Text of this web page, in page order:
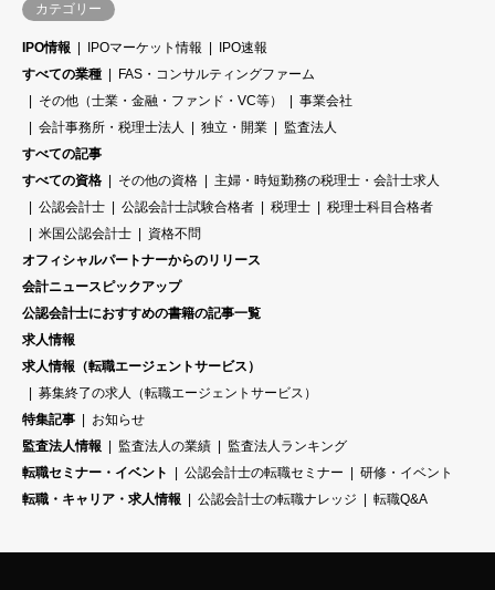
カテゴリー
IPO情報 IPOマーケット情報
IPO速報
すべての業種
FAS・コンサルティングファーム
その他（士業・金融・ファンド・VC等）
事業会社
会計事務所・税理士法人
独立・開業
監査法人
すべての記事
すべての資格
その他の資格
主婦・時短勤務の税理士・会計士求人
公認会計士
公認会計士試験合格者 税理士
税理士科目合格者
米国公認会計士
資格不問
オフィシャルパートナーからのリリース
会計ニュースピックアップ
公認会計士におすすめの書籍の記事一覧
求人情報
求人情報（転職エージェントサービス）
募集終了の求人（転職エージェントサービス）
特集記事
お知らせ
監査法人情報
監査法人の業績
監査法人ランキング
転職セミナー・イベント
公認会計士の転職セミナー
研修・イベント
転職・キャリア・求人情報
公認会計士の転職ナレッジ 転職Q&A